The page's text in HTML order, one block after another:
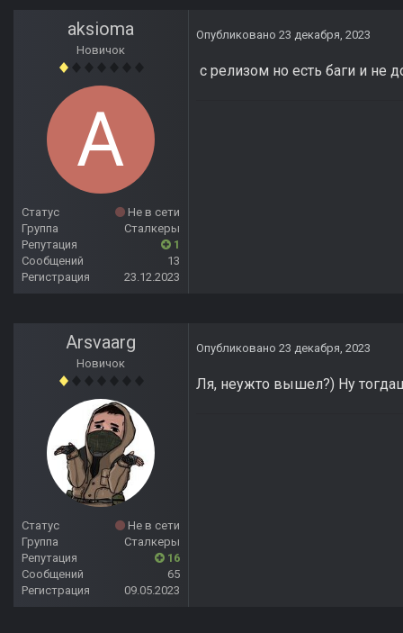
aksioma
Новичок
Статус
Не в сети
Группа
Сталкеры
Репутация
1
Сообщений
13
Регистрация
23.12.2023
Опубликовано 23 декабря, 2023
с релизом но есть баги и не
Arsvaarg
Новичок
Статус
Не в сети
Группа
Сталкеры
Репутация
16
Сообщений
65
Регистрация
09.05.2023
Опубликовано 23 декабря, 2023
Ля, неужто вышел?) Ну